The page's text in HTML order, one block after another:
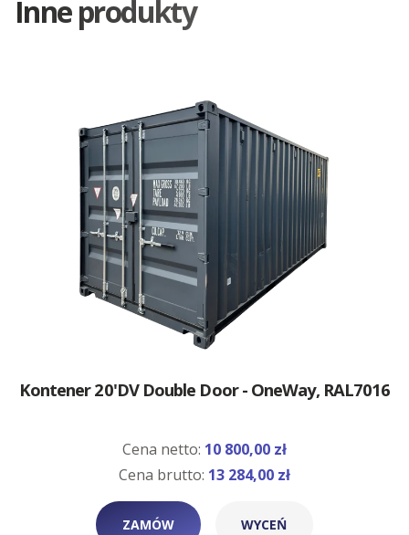
Inne produkty
Kontener 20'DV Double Door - OneWay, RAL7016
Cena netto: 10 800,00 zł
Cena brutto: 13 284,00 zł
ZAMÓW WYCEŃ